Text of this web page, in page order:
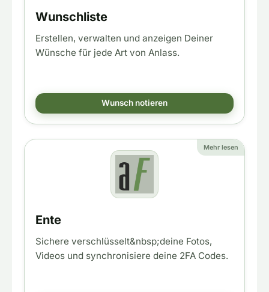
Wunschliste
Erstellen, verwalten und anzeigen Deiner
Wünsche für jede Art von Anlass.
Wunsch notieren
Mehr lesen
Ente
Sichere verschlüsselt&nbsp;deine Fotos,
Videos und synchronisiere deine 2FA Codes.